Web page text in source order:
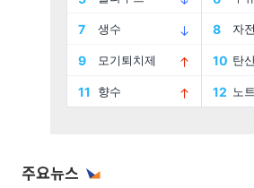
주요뉴스